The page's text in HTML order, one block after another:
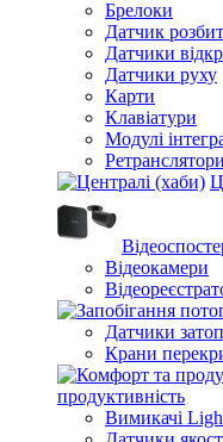
Брелоки
Датчик
Датчики
Датчики руху
Карти
Клавіатури
Модулі
Відеокамери
Датчики
Крани
продуктивність
Вимикачі